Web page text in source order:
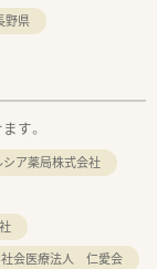
野県
す。
シア薬局株式会社
社会医療法人 仁愛会